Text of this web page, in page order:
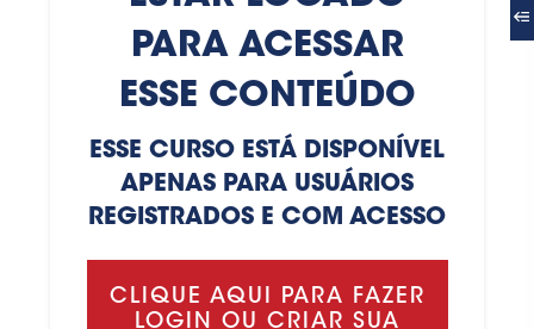
PARA ACESSAR
ESSE CONTEÚDO
ESSE CURSO ESTÁ DISPONÍVEL
APENAS PARA USUÁRIOS
REGISTRADOS E COM ACESSO
CLIQUE AQUI PARA FAZER
LOGIN OU CRIAR SUA